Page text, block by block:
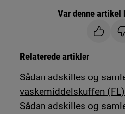
Var denne
Relaterede artikler
Sådan adskilles og
vaskemiddelskuffen (FL)
Sådan adskilles og